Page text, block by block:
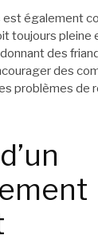
également
toujours pleine
des
des
problèmes de